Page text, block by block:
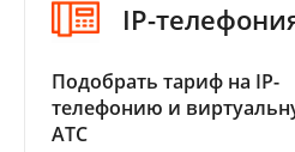
IP-
Подобрать тариф на IP-
телефонию и
АТС